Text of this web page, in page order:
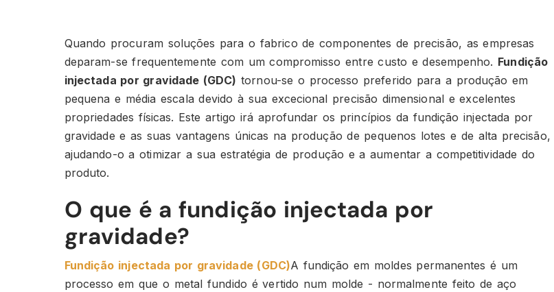
Quando procuram soluções para o fabrico de componentes de precisão, as empresas
deparam-se frequentemente com um compromisso entre custo e desempenho. Fundição
injectada por gravidade (GDC) tornou-se o processo preferido para a produção em
pequena e média escala devido à sua excecional precisão dimensional e excelentes
propriedades físicas. Este artigo irá aprofundar os princípios da fundição injectada por
gravidade e as suas vantagens únicas na produção de pequenos lotes e de alta precisão,
ajudando-o a otimizar a sua estratégia de produção e a aumentar a competitividade do
produto.
O que é a fundição injectada por
gravidade?
Fundição injectada por gravidade (GDC)A fundição em moldes permanentes é um
processo em que o metal fundido é vertido num molde - normalmente feito de aço